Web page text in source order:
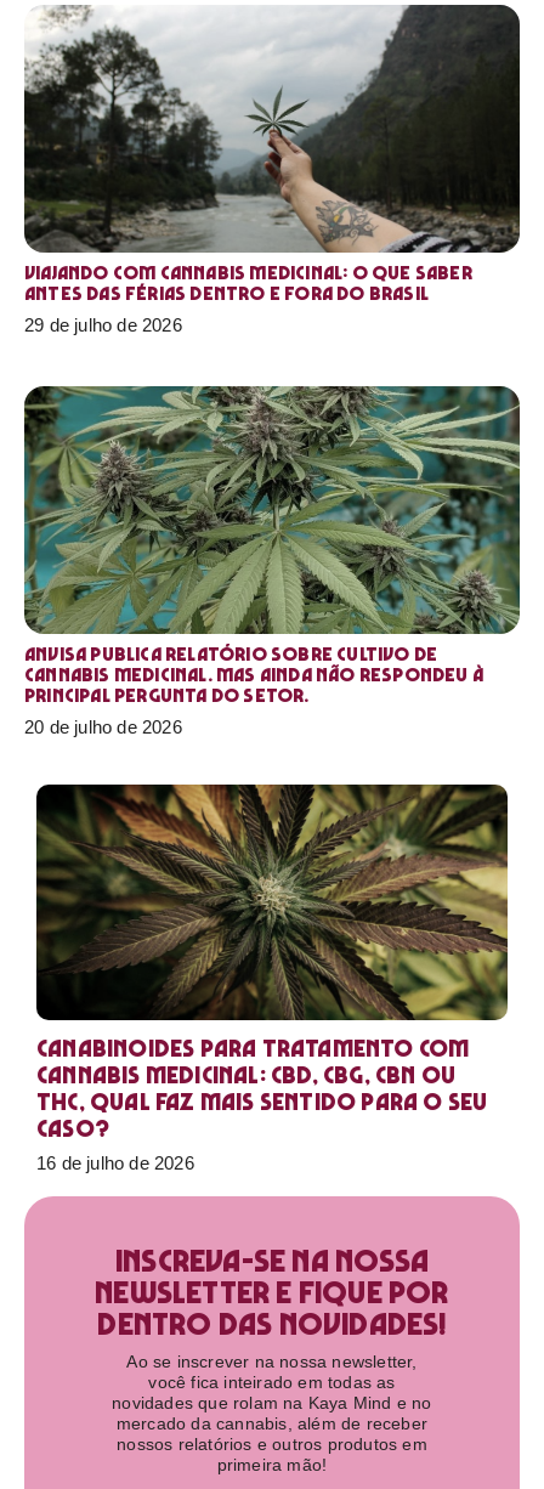
Viajando com cannabis medicinal: o que saber
antes das férias dentro e fora do Brasil
29 de julho de 2026
Anvisa publica relatório sobre cultivo de
Cannabis medicinal. Mas ainda não respondeu à
principal pergunta do setor.
20 de julho de 2026
Canabinoides para tratamento com
cannabis medicinal: CBD, CBG, CBN ou
THC, qual faz mais sentido para o seu
caso?
16 de julho de 2026
Inscreva-se na nossa
newsletter e fique por
dentro das novidades!​
Ao se inscrever na nossa newsletter,
você fica inteirado em todas as
novidades que rolam na Kaya Mind e no
mercado da cannabis, além de receber
nossos relatórios e outros produtos em
primeira mão!